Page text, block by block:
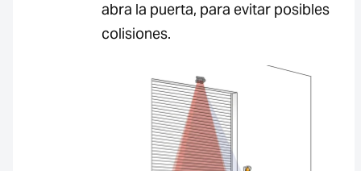
abra la puerta, para evitar posibles
colisiones.